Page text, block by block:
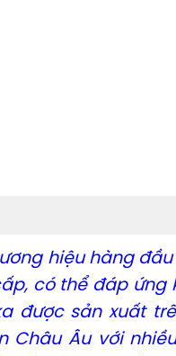
hiệu hàng
có thể đáp ứng
được sản xuất
Châu Âu với